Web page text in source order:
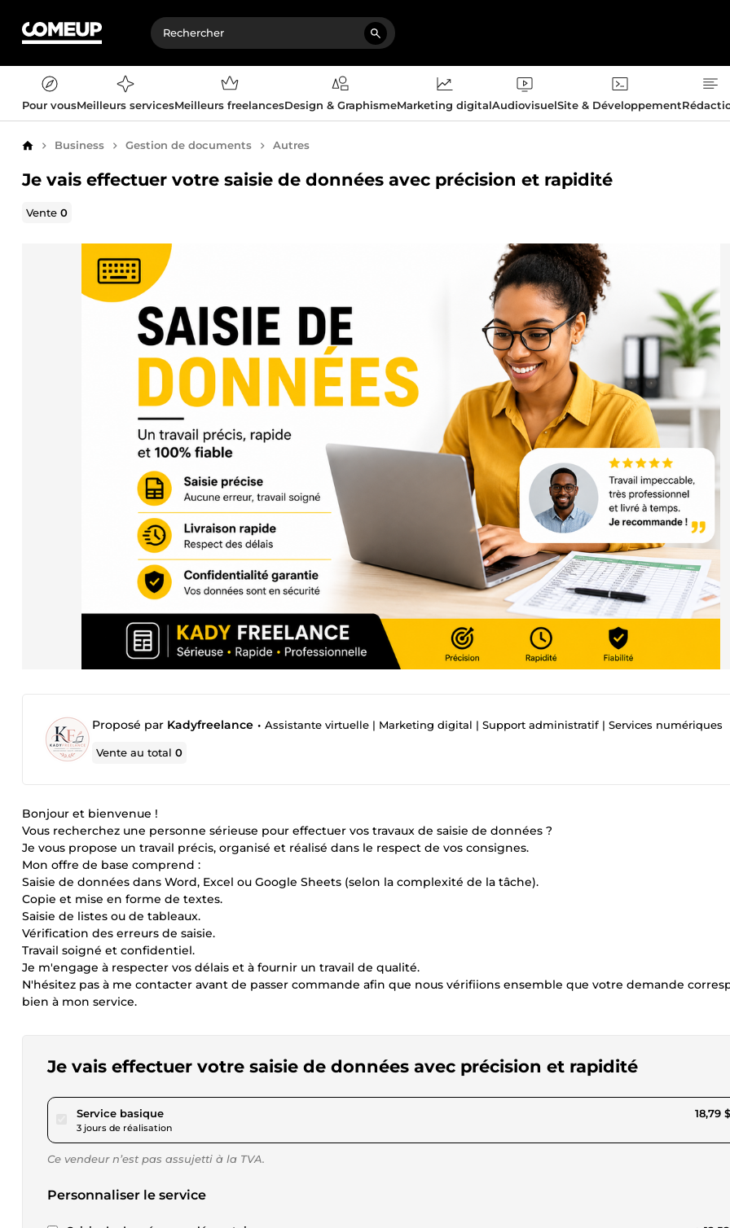
Pour vousMeilleurs servicesMeilleurs freelancesDesign & GraphismeMarketing digitalAudiovisuelSite & Développement
AccueilBusiness Gestion de documents Autres
Je vais effectuer votre saisie de données avec précision et rapidité
Vente0
Proposé par Kadyfreelance • Assistante virtuelle | Marketing digital | Support administratif | Services numériques
Vente au total0
Bonjour et bienvenue !
Vous recherchez une personne sérieuse pour effectuer vos travaux de saisie de données ?
Je vous propose un travail précis, organisé et réalisé dans le respect de vos consignes.
Mon offre de base comprend :
Saisie de données dans Word, Excel ou Google Sheets (selon la complexité de la tâche).
Copie et mise en forme de textes.
Saisie de listes ou de tableaux.
Vérification des erreurs de saisie.
Travail soigné et confidentiel.
Je m'engage à respecter vos délais et à fournir un travail de qualité.
N'hésitez pas à me contacter avant de passer commande afin que nous vérifiions ensemble que votre demande
bien à mon service.
Je vais effectuer votre saisie de données avec précision et rapidité
Service basiquepour 17,31 $US
3 jours de réalisation
18,79
Ce vendeur n’est pas assujetti à la TVA.
Personnaliser le service